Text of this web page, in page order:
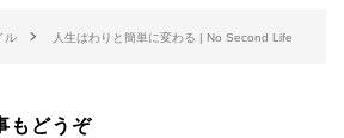
ル 人生はわりと簡単に変わる | No Second Life
もどうぞ